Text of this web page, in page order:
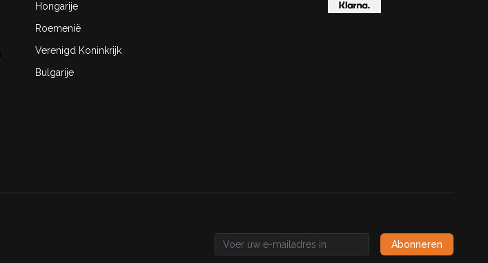
Hongarije
Roemenië
Verenigd Koninkrijk
Bulgarije
Email address
Abonneren